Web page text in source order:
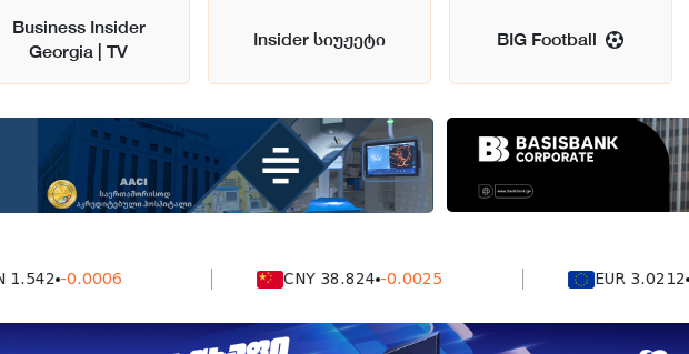
Business Insider
Georgia | TV
Insider სიუჟეტი BIG Football
-0.0006 CNY 38.824 -0.0025 EUR 3.0212 -